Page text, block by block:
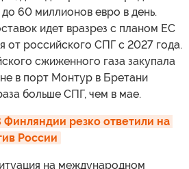
60 миллионов евро в день.
идет вразрез с планом ЕС
от российского СПГ с 2027 года.
сжиженного газа закупала
в порт Монтур в Бретани
больше СПГ, чем в мае.
Финляндии резко ответили на
России
на международном